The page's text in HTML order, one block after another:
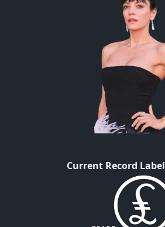
Current Record Label